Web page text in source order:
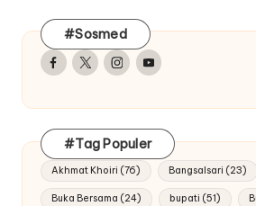
#Sosmed
Facebook
TwitterInstagram
Youtube
#Tag Populer
Akhmat Khoiri (76) Bangsalsari (23)
Buka Bersama (24) bupati (51)